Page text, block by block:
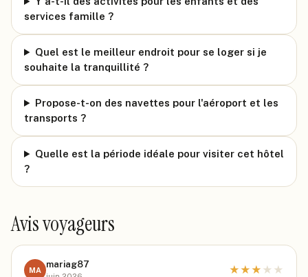
services famille ?
Quel est le meilleur endroit pour se loger si je
souhaite la tranquillité ?
Propose-t-on des navettes pour l'aéroport et les
transports ?
Quelle est la période idéale pour visiter cet hôtel
?
Avis voyageurs
MA
mariag87 ★★★ ★ ★